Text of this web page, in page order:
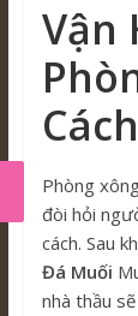
Vận
Cách
Phòng
đòi hỏi
cách. Sau
Đá Muối
nhà thầu